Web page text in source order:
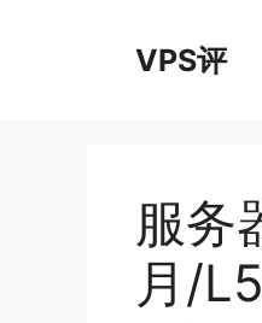
VPS评
服务
月/